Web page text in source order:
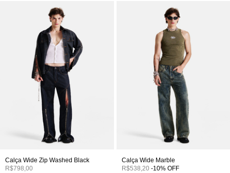
Calça Wide Zip Washed Black
R$798,00
Calça Wide Marble
R$538,20 -10% OFF